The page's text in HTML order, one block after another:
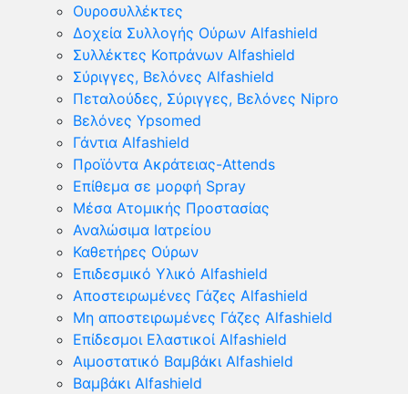
Ουροσυλλέκτες
Δοχεία Συλλογής Ούρων Alfashield
Συλλέκτες Κοπράνων Alfashield
Σύριγγες, Βελόνες Alfashield
Πεταλούδες, Σύριγγες, Βελόνες Nipro
Βελόνες Ypsomed
Γάντια Alfashield
Προϊόντα Ακράτειας-Attends
Επίθεμα σε μορφή Spray
Μέσα Ατομικής Προστασίας
Αναλώσιμα Ιατρείου
Καθετήρες Ούρων
Επιδεσμικό Υλικό Alfashield
Αποστειρωμένες Γάζες Alfashield
Μη αποστειρωμένες Γάζες Alfashield
Επίδεσμοι Ελαστικοί Alfashield
Αιμοστατικό Βαμβάκι Alfashield
Βαμβάκι Alfashield